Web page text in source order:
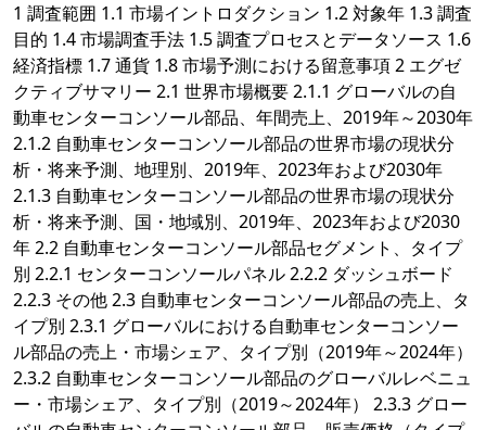
1 調査範囲 1.1 市場イントロダクション 1.2 対象年 1.3 調査
目的 1.4 市場調査手法 1.5 調査プロセスとデータソース 1.6
経済指標 1.7 通貨 1.8 市場予測における留意事項 2 エグゼ
クティブサマリー 2.1 世界市場概要 2.1.1 グローバルの自
動車センターコンソール部品、年間売上、2019年～2030年
2.1.2 自動車センターコンソール部品の世界市場の現状分
析・将来予測、地理別、2019年、2023年および2030年
2.1.3 自動車センターコンソール部品の世界市場の現状分
析・将来予測、国・地域別、2019年、2023年および2030
年 2.2 自動車センターコンソール部品セグメント、タイプ
別 2.2.1 センターコンソールパネル 2.2.2 ダッシュボード
2.2.3 その他 2.3 自動車センターコンソール部品の売上、タ
イプ別 2.3.1 グローバルにおける自動車センターコンソー
ル部品の売上・市場シェア、タイプ別（2019年～2024年）
2.3.2 自動車センターコンソール部品のグローバルレベニュ
ー・市場シェア、タイプ別（2019～2024年） 2.3.3 グロー